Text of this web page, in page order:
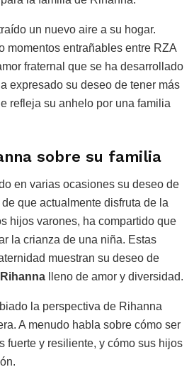
un nuevo aire a su hogar.
momentos entrañables entre RZA
fraternal que se ha desarrollado
expresado su deseo de tener más
refleja su anhelo por una familia
sobre su familia
en varias ocasiones su deseo de
que actualmente disfruta de la
hijos varones, ha compartido que
la crianza de una niña. Estas
muestran su deseo de
lleno de amor y diversidad.
la perspectiva de Rihanna
A menudo habla sobre cómo ser
fuerte y resiliente, y cómo sus hijos